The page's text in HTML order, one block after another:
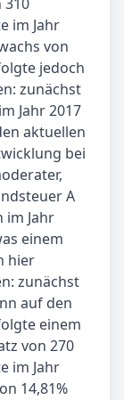
310
im Jahr
von
jedoch
zunächst
Jahr 2017
aktuellen
bei
A
im Jahr
einem
hier
zunächst
auf den
einem
von 270
im Jahr
14,81%